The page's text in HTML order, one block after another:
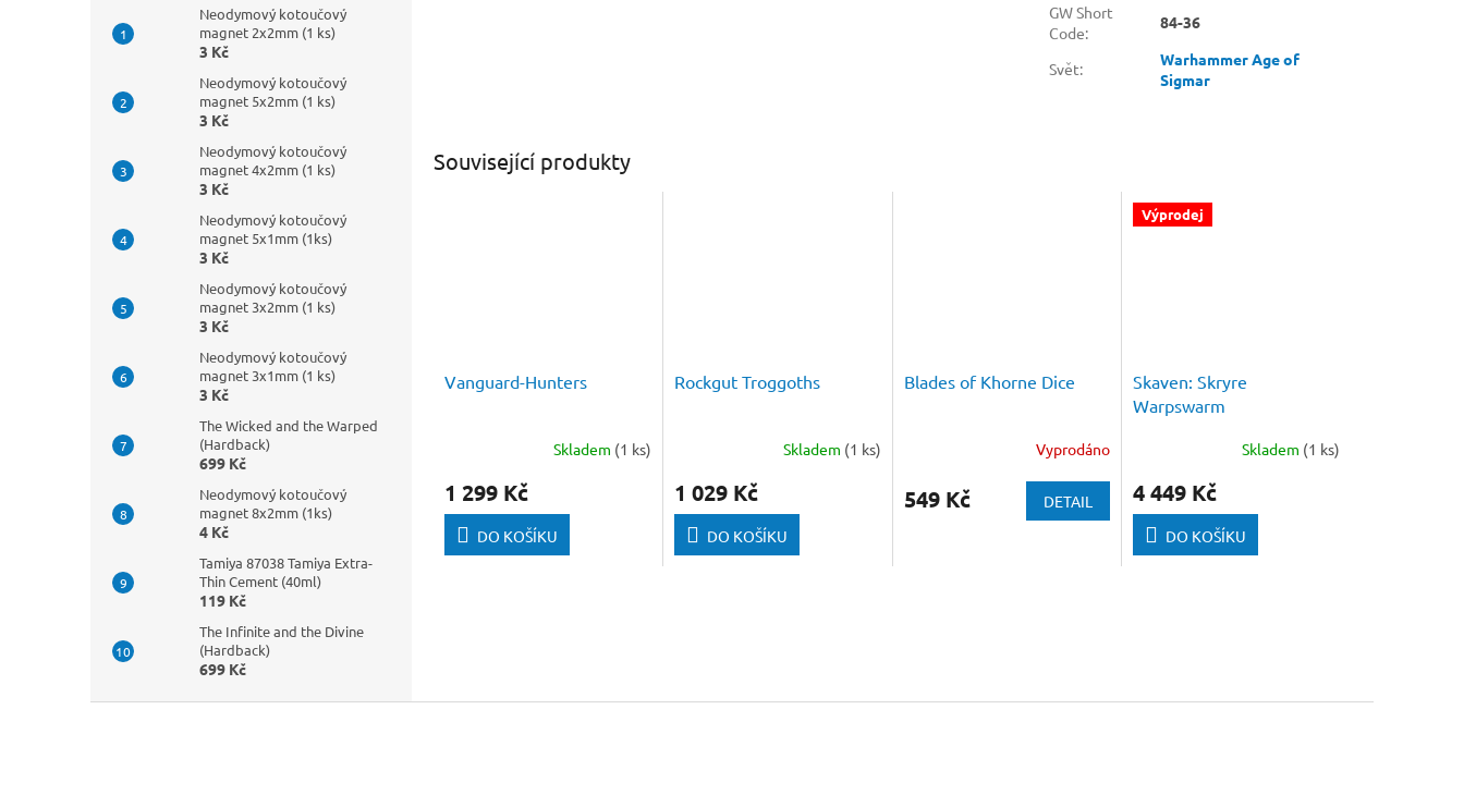
Neodymový kotoučový
magnet 2x2mm (1 ks)
3 Kč
Neodymový kotoučový
magnet 5x2mm (1 ks)
3 Kč
Neodymový kotoučový
magnet 4x2mm (1 ks)
3 Kč
Neodymový kotoučový
magnet 5x1mm (1ks)
3 Kč
Neodymový kotoučový
magnet 3x2mm (1 ks)
3 Kč
Neodymový kotoučový
magnet 3x1mm (1 ks)
3 Kč
The Wicked and the Warped
(Hardback)
699 Kč
Neodymový kotoučový
magnet 8x2mm (1ks)
4 Kč
Tamiya 87038 Tamiya Extra-
Thin Cement (40ml)
119 Kč
The Infinite and the Divine
(Hardback)
699 Kč
Související produkty
Vanguard-Hunters
Skladem (1 ks)
1 299 Kč
DO KOŠÍKU
Rockgut Troggoths
Skladem (1 ks)
1 029 Kč
DO KOŠÍKU
Blades of Khorne Dice
Vyprodáno
549 Kč DETAIL
Výprodej
Skaven: Skryre
Warpswarm
Skladem (1 ks)
4 449 Kč
DO KOŠÍKU
GW Short
Code:
84-36
Svět:
Warhammer Age of
Sigmar